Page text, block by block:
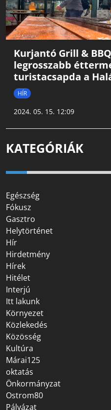
Kurjantó Grill &
legrosszabb
turistacsapda a
HÍR
2024. 05. 15. 12:09
KATEGÓRIÁK
Egészség
Fókusz
Gasztro
Helytörténet
Hír
Hirdetmény
Hírek
Hitélet
Interjú
Itt lakunk
Környezet
Közlekedés
Közösség
Kultúra
Márai125
oktatás
Önkormányzat
Ostrom80
Pályázat